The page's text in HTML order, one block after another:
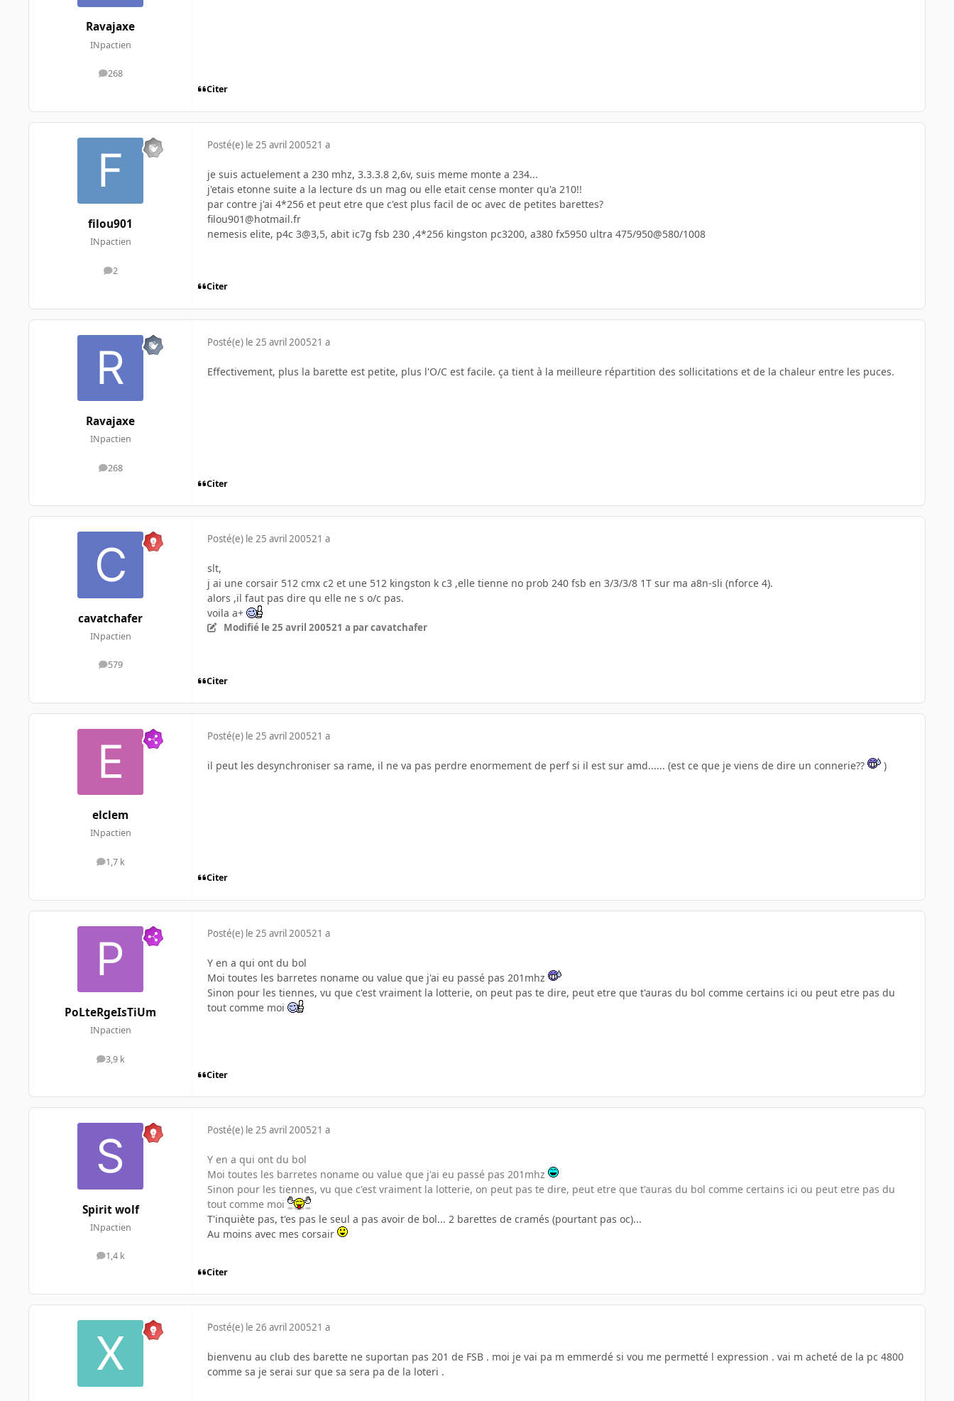
Ravajaxe
INpactien
268
messages
Citer
filou901
INpactien
2
messages
Posté(e) le 25 avril 200521 a
je suis actuelement a 230 mhz, 3.3.3.8 2,6v, suis meme monte a 234...
j'etais etonne suite a la lecture ds un mag ou elle etait cense monter qu'a 210!!
par contre j'ai 4*256 et peut etre que c'est plus facil de oc avec de petites barettes?
filou901@hotmail.fr
nemesis elite, p4c 3@3,5, abit ic7g fsb 230 ,4*256 kingston pc3200, a380 fx5950 ultra 475/950@580/1008
Citer
Ravajaxe
INpactien
268
messages
Posté(e) le 25 avril 200521 a
Effectivement, plus la barette est petite, plus l'O/C est facile. ça tient à la meilleure répartition des sollicitations et de la chaleur entre les puces.
Citer
cavatchafer
INpactien
579
messages
Posté(e) le 25 avril 200521 a
slt,
j ai une corsair 512 cmx c2 et une 512 kingston k c3 ,elle tienne no prob 240 fsb en 3/3/3/8 1T sur ma a8n-sli (nforce 4).
alors ,il faut pas dire qu elle ne s o/c pas.
voila a+
Modifié le 25 avril 200521 a par cavatchafer
Citer
elclem
INpactien
1,7 k
messages
Posté(e) le 25 avril 200521 a
il peut les desynchroniser sa rame, il ne va pas perdre enormement de perf si il est sur amd...... (est ce que je viens de dire un connerie?? )
Citer
PoLteRgeIsTiUm
INpactien
3,9 k
messages
Posté(e) le 25 avril 200521 a
Y en a qui ont du bol
Moi toutes les barretes noname ou value que j'ai eu passé pas 201mhz
Sinon pour les tiennes, vu que c'est vraiment la lotterie, on peut pas te dire, peut etre que t'auras du bol comme certains ici ou peut etre pas du
tout comme moi
Citer
Spirit wolf
INpactien
1,4 k
messages
Posté(e) le 25 avril 200521 a
Y en a qui ont du bol
Moi toutes les barretes noname ou value que j'ai eu passé pas 201mhz
Sinon pour les tiennes, vu que c'est vraiment la lotterie, on peut pas te dire, peut etre que t'auras du bol comme certains ici ou peut etre pas du
tout comme moi
T'inquiète pas, t'es pas le seul a pas avoir de bol... 2 barettes de cramés (pourtant pas oc)...
Au moins avec mes corsair
Citer
Posté(e) le 26 avril 200521 a
bienvenu au club des barette ne suportan pas 201 de FSB . moi je vai pa m emmerdé si vou me permetté l expression . vai m acheté de la pc 4800
comme sa je serai sur que sa sera pa de la loteri .